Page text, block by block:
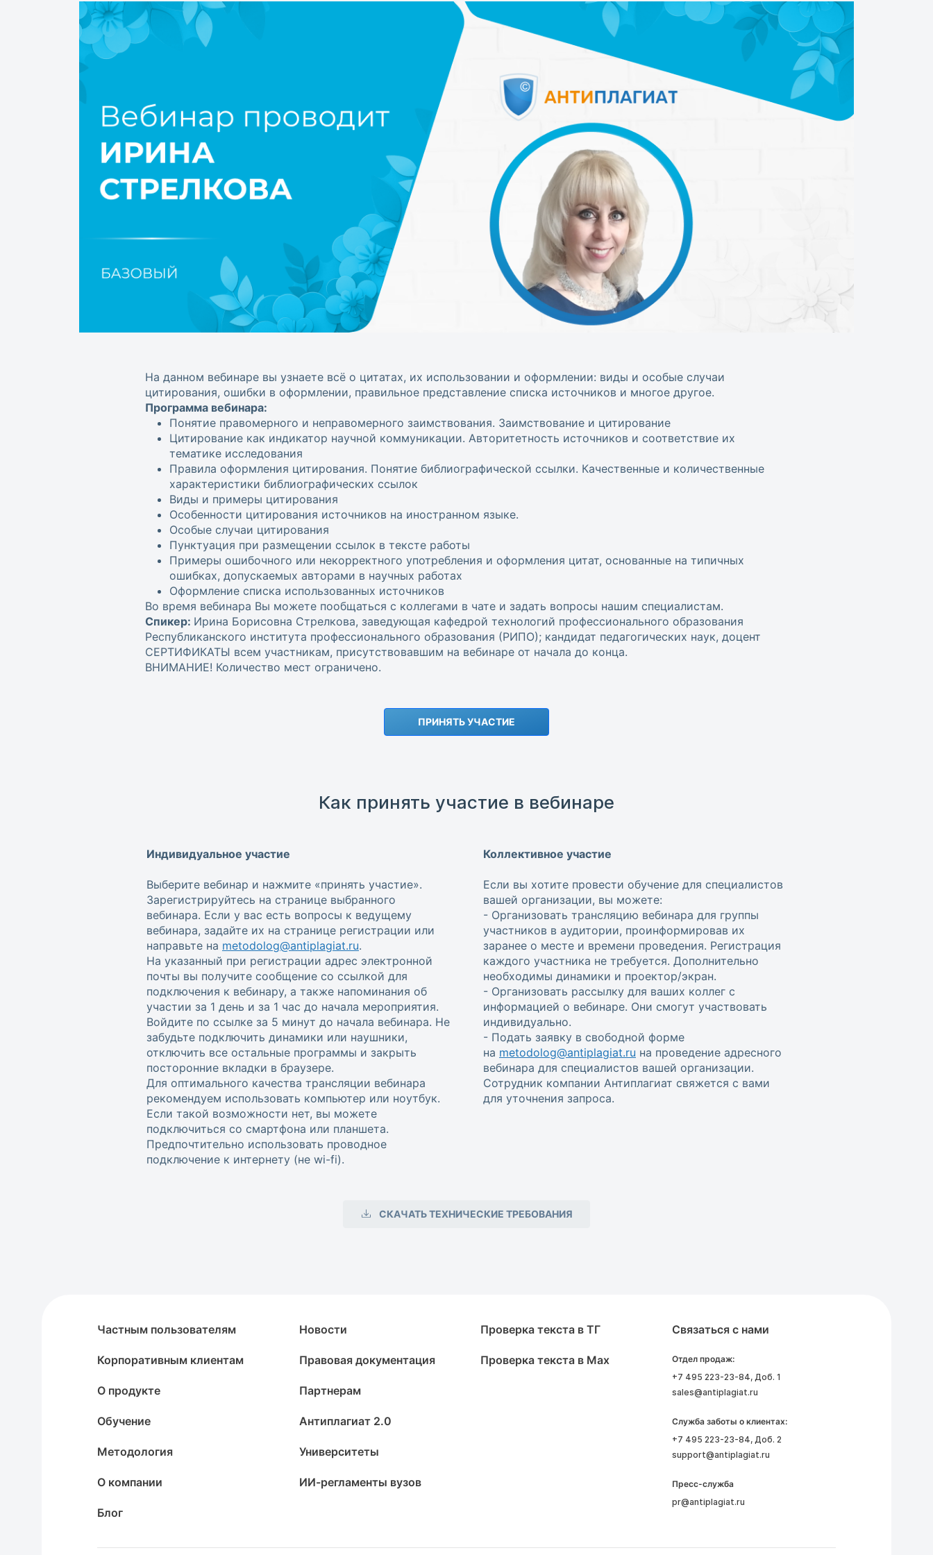
На данном вебинаре вы узнаете всё о цитатах, их использовании и оформлении: виды и особые случаи
цитирования, ошибки в оформлении, правильное представление списка источников и многое другое.
Программа вебинара:
Понятие правомерного и неправомерного заимствования. Заимствование и цитирование
Цитирование как индикатор научной коммуникации. Авторитетность источников и соответствие их
тематике исследования
Правила оформления цитирования. Понятие библиографической ссылки. Качественные и количественные
характеристики библиографических ссылок
Виды и примеры цитирования
Особенности цитирования источников на иностранном языке.
Особые случаи цитирования
Пунктуация при размещении ссылок в тексте работы
Примеры ошибочного или некорректного употребления и оформления цитат, основанные на типичных
ошибках, допускаемых авторами в научных работах
Оформление списка использованных источников
Во время вебинара Вы можете пообщаться с коллегами в чате и задать вопросы нашим специалистам.
Спикер: Ирина Борисовна Стрелкова, заведующая кафедрой технологий профессионального образования
Республиканского института профессионального образования (РИПО); кандидат педагогических наук, доцент
СЕРТИФИКАТЫ всем участникам, присутствовавшим на вебинаре от начала до конца.
ВНИМАНИЕ! Количество мест ограничено.
ПРИНЯТЬ УЧАСТИЕ
Как принять участие в вебинаре
Индивидуальное участие
Выберите вебинар и нажмите «принять участие».
Зарегистрируйтесь на странице выбранного
вебинара. Если у вас есть вопросы к ведущему
вебинара, задайте их на странице регистрации или
направьте на metodolog@antiplagiat.ru.
На указанный при регистрации адрес электронной
почты вы получите сообщение со ссылкой для
подключения к вебинару, а также напоминания об
участии за 1 день и за 1 час до начала мероприятия.
Войдите по ссылке за 5 минут до начала вебинара. Не
забудьте подключить динамики или наушники,
отключить все остальные программы и закрыть
посторонние вкладки в браузере.
Для оптимального качества трансляции вебинара
рекомендуем использовать компьютер или ноутбук.
Если такой возможности нет, вы можете
подключиться со смартфона или планшета.
Предпочтительно использовать проводное
подключение к интернету (не wi-fi).
Коллективное участие
Если вы хотите провести обучение для специалистов
вашей организации, вы можете:
- Организовать трансляцию вебинара для группы
участников в аудитории, проинформировав их
заранее о месте и времени проведения. Регистрация
каждого участника не требуется. Дополнительно
необходимы динамики и проектор/экран.
- Организовать рассылку для ваших коллег с
информацией о вебинаре. Они смогут участвовать
индивидуально.
- Подать заявку в свободной форме
на metodolog@antiplagiat.ru на проведение адресного
вебинара для специалистов вашей организации.
Сотрудник компании Антиплагиат свяжется с вами
для уточнения запроса.
СКАЧАТЬ ТЕХНИЧЕСКИЕ ТРЕБОВАНИЯ
Частным пользователям
Корпоративным клиентам
О продукте
Обучение
Методология
О компании
Блог
Новости
Правовая документация
Партнерам
Антиплагиат 2.0
Университеты
ИИ-регламенты вузов
Проверка текста в ТГ
Проверка текста в Max
Связаться с нами
Отдел продаж:
+7 495 223-23-84, Доб. 1
sales@antiplagiat.ru
Служба заботы о клиентах:
+7 495 223-23-84, Доб. 2
support@antiplagiat.ru
Пресс-служба
pr@antiplagiat.ru